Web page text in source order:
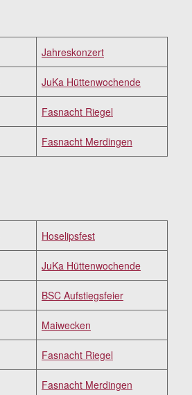
Jahreskonzert
JuKa Hüttenwochende
Fasnacht Riegel
Fasnacht Merdingen
Hoselipsfest
JuKa Hüttenwochende
BSC Aufstiegsfeier
Maiwecken
Fasnacht Riegel
Fasnacht Merdingen